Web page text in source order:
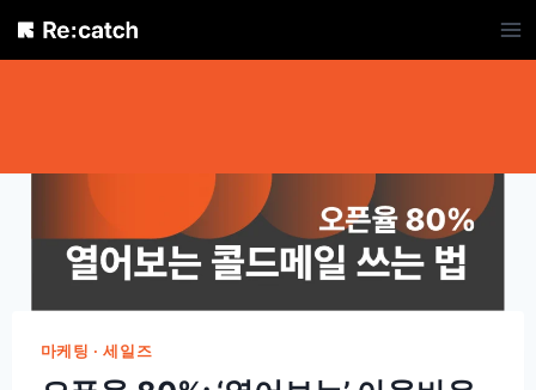
Skip
마케팅 · 세일즈